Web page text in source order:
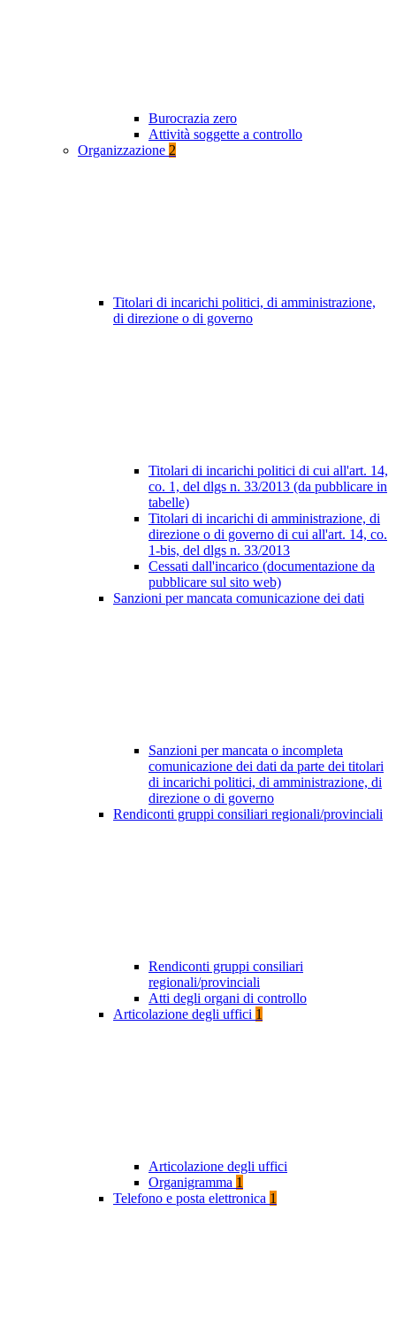
Burocrazia zero
Attività soggette a controllo
Organizzazione 2
Titolari di incarichi politici, di amministrazione,
di direzione o di governo
Titolari di incarichi politici di cui all'art. 14,
co. 1, del dlgs n. 33/2013 (da pubblicare in
tabelle)
Titolari di incarichi di amministrazione, di
direzione o di governo di cui all'art. 14, co.
1-bis, del dlgs n. 33/2013
Cessati dall'incarico (documentazione da
pubblicare sul sito web)
Sanzioni per mancata comunicazione dei dati
Sanzioni per mancata o incompleta
comunicazione dei dati da parte dei titolari
di incarichi politici, di amministrazione, di
direzione o di governo
Rendiconti gruppi consiliari regionali/provinciali
Rendiconti gruppi consiliari
regionali/provinciali
Atti degli organi di controllo
Articolazione degli uffici 1
Articolazione degli uffici
Organigramma 1
Telefono e posta elettronica 1